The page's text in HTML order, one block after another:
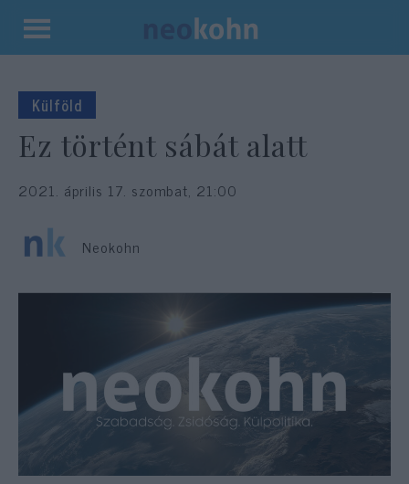
Kilépés
tartalomba
Külföld
Ez történt sábát alatt
2021. április 17. szombat, 21:00
Neokohn